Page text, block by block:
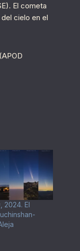
El cometa
del cielo en el
(APOD
2024. El